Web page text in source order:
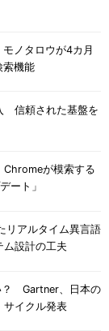
ノタロウが4カ月
索機能
信頼された基盤を
が模索する
ート」
リアルタイム異言語
設計の工夫
？ Gartner、日本の
サイクル発表